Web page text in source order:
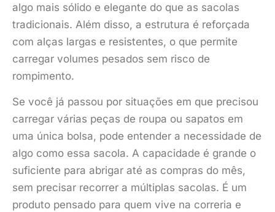
algo mais sólido e elegante do que as sacolas
tradicionais. Além disso, a estrutura é reforçada
com alças largas e resistentes, o que permite
carregar volumes pesados sem risco de
rompimento.
Se você já passou por situações em que precisou
carregar várias peças de roupa ou sapatos em
uma única bolsa, pode entender a necessidade de
algo como essa sacola. A capacidade é grande o
suficiente para abrigar até as compras do mês,
sem precisar recorrer a múltiplas sacolas. É um
produto pensado para quem vive na correria e